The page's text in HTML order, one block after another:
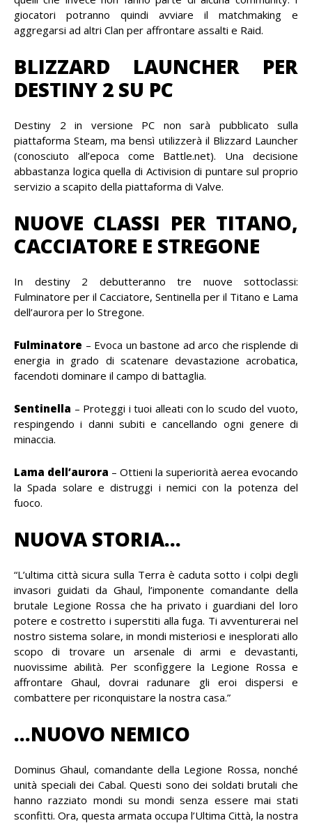
giocatori potranno quindi avviare il matchmaking e
aggregarsi ad altri Clan per affrontare assalti e Raid.
BLIZZARD LAUNCHER PER
DESTINY 2 SU PC
Destiny 2 in versione PC non sarà pubblicato sulla
piattaforma Steam, ma bensì utilizzerà il Blizzard Launcher
(conosciuto all’epoca come Battle.net). Una decisione
abbastanza logica quella di Activision di puntare sul proprio
servizio a scapito della piattaforma di Valve.
NUOVE CLASSI PER TITANO,
CACCIATORE E STREGONE
In destiny 2 debutteranno tre nuove sottoclassi:
Fulminatore per il Cacciatore, Sentinella per il Titano e Lama
dell’aurora per lo Stregone.
Fulminatore – Evoca un bastone ad arco che risplende di
energia in grado di scatenare devastazione acrobatica,
facendoti dominare il campo di battaglia.
Sentinella – Proteggi i tuoi alleati con lo scudo del vuoto,
respingendo i danni subiti e cancellando ogni genere di
minaccia.
Lama dell’aurora – Ottieni la superiorità aerea evocando
la Spada solare e distruggi i nemici con la potenza del
fuoco.
NUOVA STORIA…
“L’ultima città sicura sulla Terra è caduta sotto i colpi degli
invasori guidati da Ghaul, l’imponente comandante della
brutale Legione Rossa che ha privato i guardiani del loro
potere e costretto i superstiti alla fuga. Ti avventurerai nel
nostro sistema solare, in mondi misteriosi e inesplorati allo
scopo di trovare un arsenale di armi e devastanti,
nuovissime abilità. Per sconfiggere la Legione Rossa e
affrontare Ghaul, dovrai radunare gli eroi dispersi e
combattere per riconquistare la nostra casa.”
…NUOVO NEMICO
Dominus Ghaul, comandante della Legione Rossa, nonché
unità speciali dei Cabal. Questi sono dei soldati brutali che
hanno razziato mondi su mondi senza essere mai stati
sconfitti. Ora, questa armata occupa l’Ultima Città, la nostra